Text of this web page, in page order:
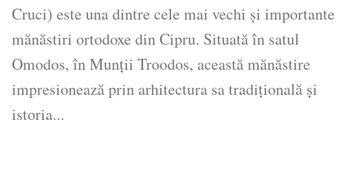
Cruci) este una dintre cele mai vechi și importante
mănăstiri ortodoxe din Cipru. Situată în satul
Omodos, în Munții Troodos, această mănăstire
impresionează prin arhitectura sa tradițională și
istoria...